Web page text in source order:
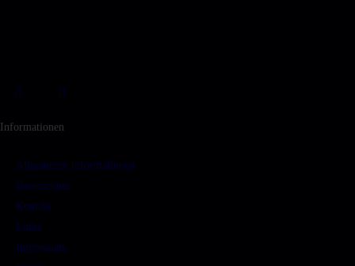
Informationen
Allgemeine Informationen
Datenschutz
Kontakt
Links
Impressum